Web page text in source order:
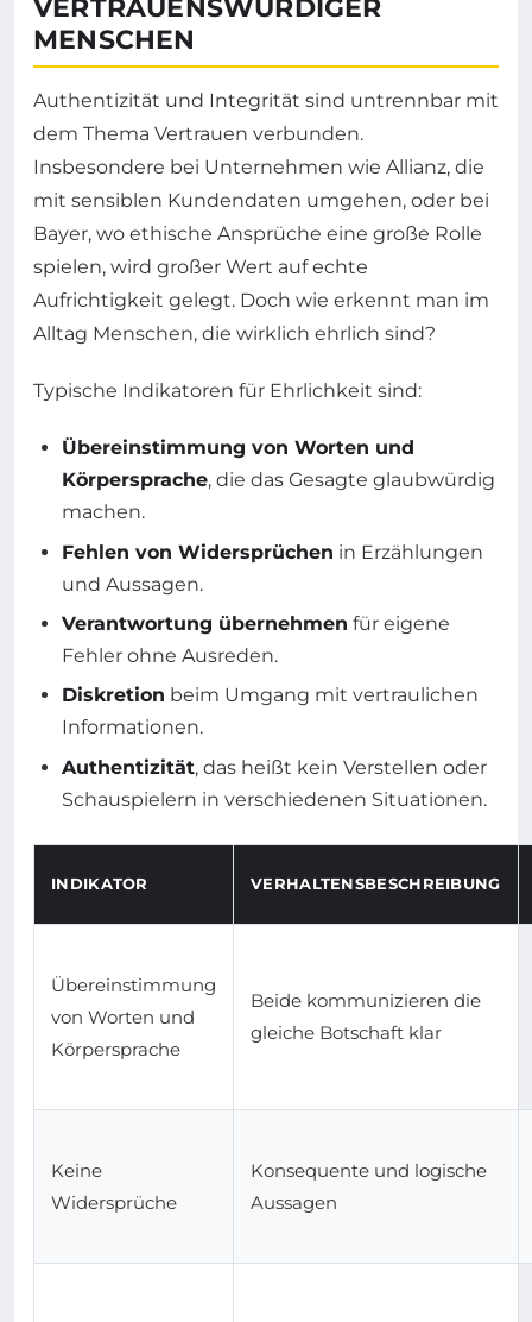
VERTRAUENSWÜRDIGER
MENSCHEN
Authentizität und Integrität sind untrennbar mit
dem Thema Vertrauen verbunden.
Insbesondere bei Unternehmen wie Allianz, die
mit sensiblen Kundendaten umgehen, oder bei
Bayer, wo ethische Ansprüche eine große Rolle
spielen, wird großer Wert auf echte
Aufrichtigkeit gelegt. Doch wie erkennt man im
Alltag Menschen, die wirklich ehrlich sind?
Typische Indikatoren für Ehrlichkeit sind:
Übereinstimmung von Worten und
Körpersprache, die das Gesagte glaubwürdig
machen.
Fehlen von Widersprüchen in Erzählungen
und Aussagen.
Verantwortung übernehmen für eigene
Fehler ohne Ausreden.
Diskretion beim Umgang mit vertraulichen
Informationen.
Authentizität, das heißt kein Verstellen oder
Schauspielern in verschiedenen Situationen.
INDIKATOR VERHALTENSBESCHREIBUNG
Übereinstimmung
von Worten und
Körpersprache
Beide kommunizieren die
gleiche Botschaft klar
Keine
Widersprüche
Konsequente und logische
Aussagen